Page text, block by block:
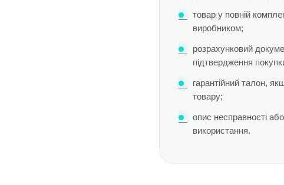
товар у повній
виробником;
розрахунковий
підтвердження
гарантійний талон,
товару;
опис несправності
використання.